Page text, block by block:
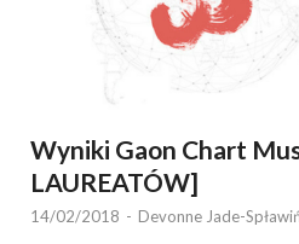
Wyniki Gaon Chart
LAUREATÓW]
14/02/2018 - Devonne Jade-